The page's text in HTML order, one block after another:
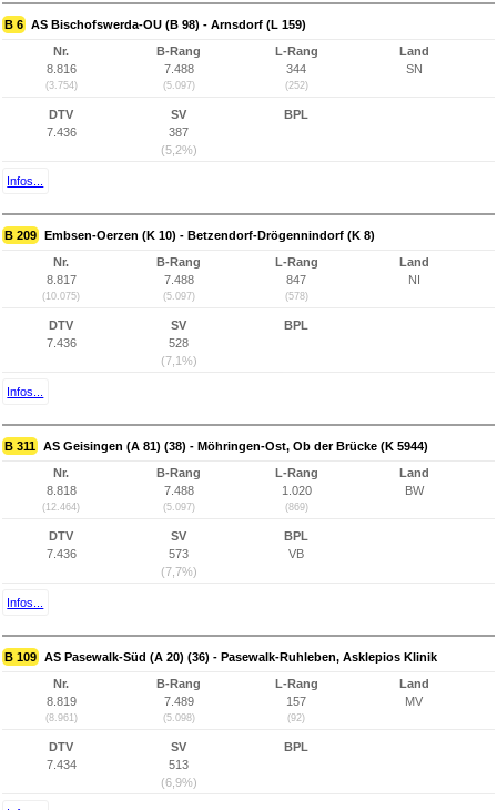
B 6 AS Bischofswerda-OU (B 98) - Arnsdorf (L 159)
Nr.
8.816
(3.754)
B-Rang
7.488
(5.097)
L-Rang
344
(252)
Land
SN
DTV
7.436
SV
387
(5,2%)
BPL
Infos...
B 209 Embsen-Oerzen (K 10) - Betzendorf-Drögennindorf (K 8)
Nr.
8.817
(10.075)
B-Rang
7.488
(5.097)
L-Rang
847
(578)
Land
NI
DTV
7.436
SV
528
(7,1%)
BPL
Infos...
B 311 AS Geisingen (A 81) (38) - Möhringen-Ost, Ob der Brücke (K 5944)
Nr.
8.818
(12.464)
B-Rang
7.488
(5.097)
L-Rang
1.020
(869)
Land
BW
DTV
7.436
SV
573
(7,7%)
BPL
VB
Infos...
B 109 AS Pasewalk-Süd (A 20) (36) - Pasewalk-Ruhleben, Asklepios Klinik
Nr.
8.819
(8.961)
B-Rang
7.489
(5.098)
L-Rang
157
(92)
Land
MV
DTV
7.434
SV
513
(6,9%)
BPL